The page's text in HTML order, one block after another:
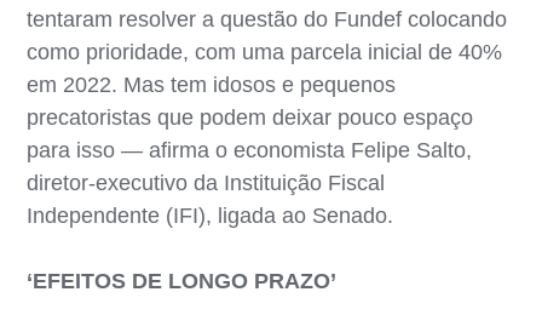
tentaram resolver a questão do Fundef colocando
como prioridade, com uma parcela inicial de 40%
em 2022. Mas tem idosos e pequenos
precatoristas que podem deixar pouco espaço
para isso — afirma o economista Felipe Salto,
diretor-executivo da Instituição Fiscal
Independente (IFI), ligada ao Senado.
‘EFEITOS DE LONGO PRAZO’